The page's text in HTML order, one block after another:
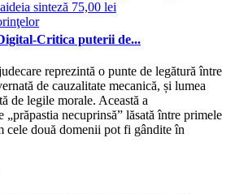
Critica puterii de...
reprezintă o punte de legătură între
de cauzalitate mecanică, și lumea
de legile morale. Această a
„prăpastia necuprinsă” lăsată între primele
cele două domenii pot fi gândite în